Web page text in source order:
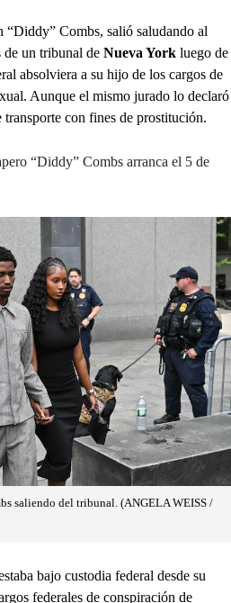
“Diddy” Combs, salió saludando al
de un tribunal de Nueva York luego de
absolviera a su hijo de los cargos de
Aunque el mismo jurado lo declaró
transporte con fines de prostitución.
“Diddy” Combs arranca el 5 de
saliendo del tribunal. (ANGELA WEISS /
bajo custodia federal desde su
federales de conspiración de